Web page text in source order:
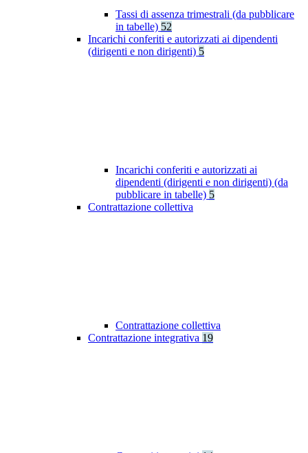
Tassi di assenza trimestrali (da pubblicare
in tabelle) 52
Incarichi conferiti e autorizzati ai dipendenti
(dirigenti e non dirigenti) 5
Incarichi conferiti e autorizzati ai
dipendenti (dirigenti e non dirigenti) (da
pubblicare in tabelle) 5
Contrattazione collettiva
Contrattazione collettiva
Contrattazione integrativa 19